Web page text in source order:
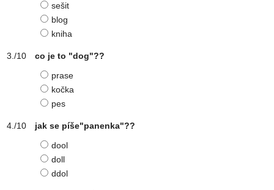
sešit
blog
kniha
co je to "dog"??
prase
kočka
pes
jak se píše"panenka"??
dool
doll
ddol